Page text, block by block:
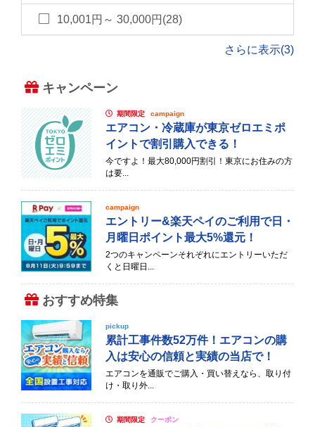
10,001円～ 30,000円(28)
さらに表示(3)
キャンペーン
期間限定 campaign
エアコン・冷蔵庫が東京ゼロエミポ
イントで割引購入できる！
今ですよ！最大80,000円割引！東京にお住みの方
は要...
campaign
エントリー&楽天ペイのご利用で日・
月曜日ポイント最大5%還元！
2つのキャンペーンそれぞれにエントリーいただ
くと日曜日...
おすすめ特集
pickup
累計工事件数52万件！エアコンの購
入は安心の信頼と実績の当店で！
エアコンを通販でご購入・買い替えなら、取り付
け・取り外...
期間限定 クーポン